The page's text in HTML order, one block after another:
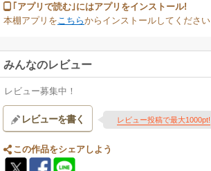
｢アプリで読む｣にはアプリをインストール!
本棚アプリを こちらからインストールしてください
みんなのレビュー
レビュー募集中！
レビューを書く レビュー投稿で最大1000pt!
この作品をシェアしよう